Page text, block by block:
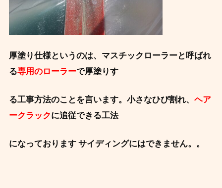
厚塗り仕様というのは、マスチックローラーと呼ばれ
る専用のローラーで厚塗りす
る工事方法のことを言います。小さなひび割れ、 ヘア
ークラックに追従できる工法
になっております サイディングにはできません。。